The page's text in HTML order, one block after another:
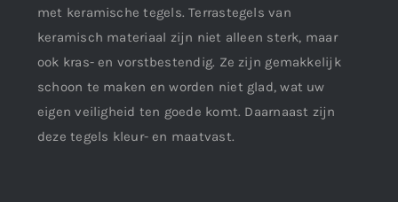
met keramische tegels. Terrastegels van
keramisch materiaal zijn niet alleen sterk, maar
ook kras- en vorstbestendig. Ze zijn gemakkelijk
schoon te maken en worden niet glad, wat uw
eigen veiligheid ten goede komt. Daarnaast zijn
deze tegels kleur- en maatvast.